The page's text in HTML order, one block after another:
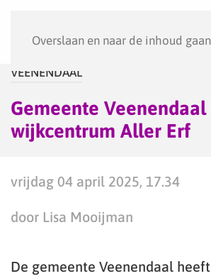
Overslaan en naar de inhoud gaan
VEENENDAAL
Gemeente
wijkcentrum Aller Erf
vrijdag 04 april 2025, 17.34
door Lisa Mooijman
De gemeente Veenendaal